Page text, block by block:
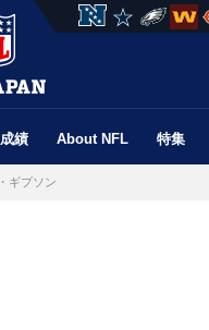
成績 About NFL 特集
ギプソン